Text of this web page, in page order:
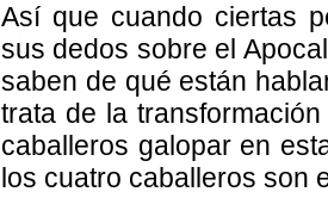
Así que cuando ciertas
sus dedos sobre el
saben de qué están
trata de la
caballeros galopar en
los cuatro caballeros son